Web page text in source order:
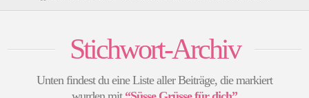
Stichwort-Archiv
Unten findest du eine Liste aller Beiträge, die markiert